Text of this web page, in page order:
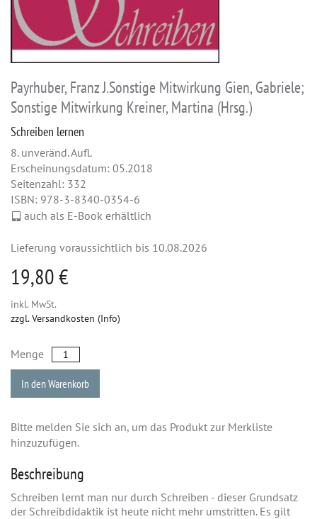
Payrhuber, Franz J.Sonstige Mitwirkung Gien, Gabriele;
Sonstige Mitwirkung Kreiner, Martina (Hrsg.)
Schreiben lernen
8. unveränd. Aufl.
Erscheinungsdatum: 05.2018
Seitenzahl: 332
ISBN: 978-3-8340-0354-6
auch als E-Book erhältlich
Lieferung voraussichtlich bis 10.08.2026
19,80 €
inkl. MwSt.
zzgl. Versandkosten (Info)
Menge
In den Warenkorb
Bitte melden Sie sich an, um das Produkt zur Merkliste
hinzuzufügen.
Beschreibung
Schreiben lernt man nur durch Schreiben - dieser Grundsatz
der Schreibdidaktik ist heute nicht mehr umstritten. Es gilt